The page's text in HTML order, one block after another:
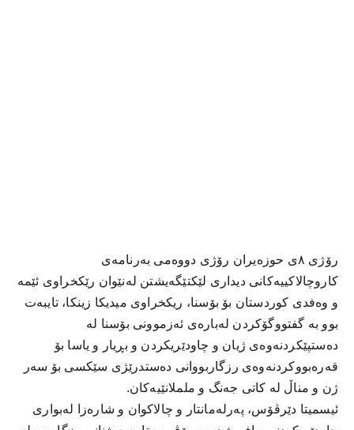
رۆژی ٨ی حوزەیران رۆژی دووەمی بەرنامەی
کاروچالاکییەکانی دیداری لێکتێگەیشتن لەنێوان رێکخراوی ئێمە
و وەفدی کوردستان بۆ بۆسنا، ریکخراوی میدیکا زینکا، تایبەت
بوو بە گفتووگۆکردن لەبارەی ئەزموونی بۆسنا لە
دەستپێکردنەوەی ژیان و چاودێریکردن و بڕیار و یاسا بۆ
قەرەبووکردنەوەی رزگاربووانی دەستدرێژی سێکسی بۆ سەر
ژن و مناڵ لە کاتی جەنگ و ململانێیەکان.
ئیسمیتا دێرڤۆس، پەرلەمانتار و چالاکوان و شارەزا لەبواری